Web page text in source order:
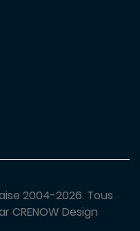
2004-2026. Tous
CRENOW Design